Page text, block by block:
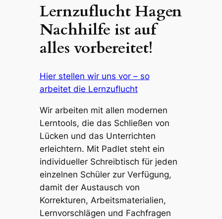
Lernzuflucht Hagen
Nachhilfe ist auf
alles vorbereitet!
Hier stellen wir uns vor – so
arbeitet die Lernzuflucht
Wir arbeiten mit allen modernen
Lerntools, die das Schließen von
Lücken und das Unterrichten
erleichtern. Mit Padlet steht ein
individueller Schreibtisch für jeden
einzelnen Schüler zur Verfügung,
damit der Austausch von
Korrekturen, Arbeitsmaterialien,
Lernvorschlägen und Fachfragen